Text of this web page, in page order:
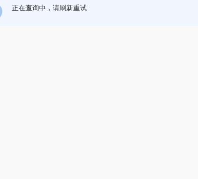
正在查询中，请刷新重试